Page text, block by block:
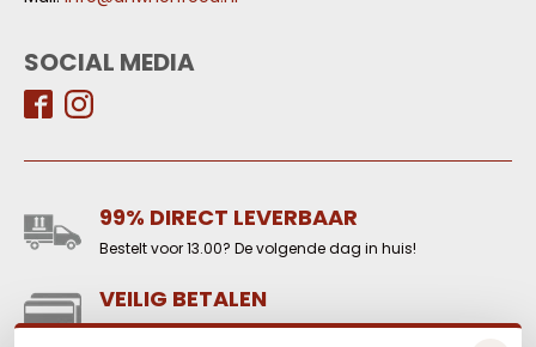
SOCIAL MEDIA
99% DIRECT LEVERBAAR
Bestelt voor 13.00? De volgende dag in huis!
VEILIG BETALEN
Reken online veilig af met o.a. iDeal-WERO, Paypal,